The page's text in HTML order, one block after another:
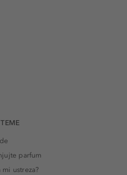
parfum
ustreza?